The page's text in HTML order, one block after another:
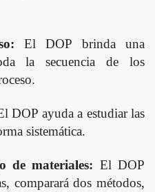
El DOP brinda una
la secuencia de los
DOP ayuda a estudiar las
sistemática.
de materiales: El DOP
comparará dos métodos,